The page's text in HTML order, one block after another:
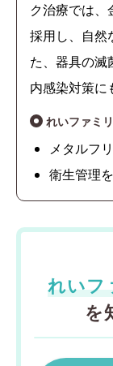
ク治療では、
採用し、自然
た、器具の滅
内感染対策に
れいファミ
メタルフ
衛生管理
れいフ
を